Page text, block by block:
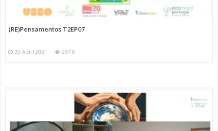
(RE)Pensamentos T2EP07
20 Abril 2021 257 K